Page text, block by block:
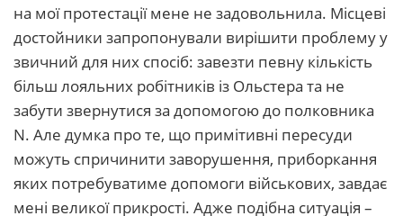
на мої протестації мене не задовольнила. Місцеві
достойники запропонували вирішити проблему у
звичний для них спосіб: завезти певну кількість
більш лояльних робітників із Ольстера та не
забути звернутися за допомогою до полковника
N. Але думка про те, що примітивні пересуди
можуть спричинити заворушення, приборкання
яких потребуватиме допомоги військових, завдає
мені великої прикрості. Адже подібна ситуація –